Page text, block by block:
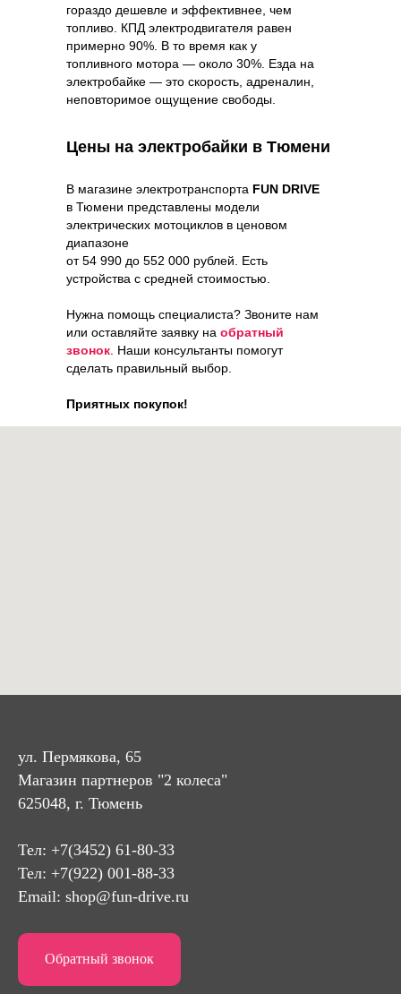
гораздо дешевле и эффективнее, чем
топливо. КПД электродвигателя равен
примерно 90%. В то время как у
топливного мотора — около 30%. Езда на
электробайке — это скорость, адреналин,
неповторимое ощущение свободы.
Цены на электробайки в Тюмени
В магазине электротранспорта FUN DRIVE
в Тюмени представлены модели
электрических мотоциклов в ценовом
диапазоне
от 54 990 до 552 000 рублей. Есть
устройства с средней стоимостью.
Нужна помощь специалиста? Звоните нам
или оставляйте заявку на обратный
звонок . Наши консультанты помогут
сделать правильный выбор.
Приятных покупок!
ул. Пермякова, 65
Магазин партнеров "2 колеса"
625048, г. Тюмень
Тел: +7(3452) 61-80-33
Тел: +7(922) 001-88-33
Email: shop@fun-drive.ru
Обратный звонок